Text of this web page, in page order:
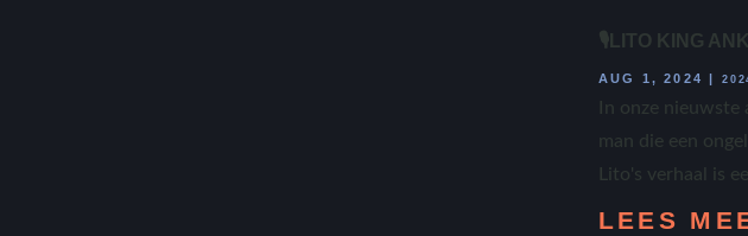
🎙LITO KING
AUG 1, 2024 |
In onze
man die een
Lito's verhaal is
LEES